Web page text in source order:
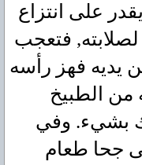
على انتزاع
فتعجب
يديه فهز رأسه
من الطبيخ
بشيء. وفي
جحا طعام